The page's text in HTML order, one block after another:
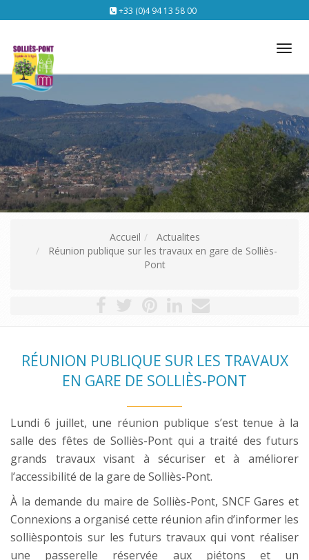
+33 (0)4 94 13 58 00
Accueil
Actualites
Réunion publique sur les travaux en gare de Solliès-
Pont
RÉUNION PUBLIQUE SUR LES TRAVAUX
EN GARE DE SOLLIÈS-PONT
Lundi 6 juillet, une réunion publique s’est tenue à la
salle des fêtes de Solliès-Pont qui a traité des futurs
grands travaux visant à sécuriser et à améliorer
l’accessibilité de la gare de Solliès-Pont.
À la demande du maire de Solliès-Pont, SNCF Gares et
Connexions a organisé cette réunion afin d’informer les
sollièspontois sur les futurs travaux qui vont réaliser
une passerelle réservée aux piétons et un